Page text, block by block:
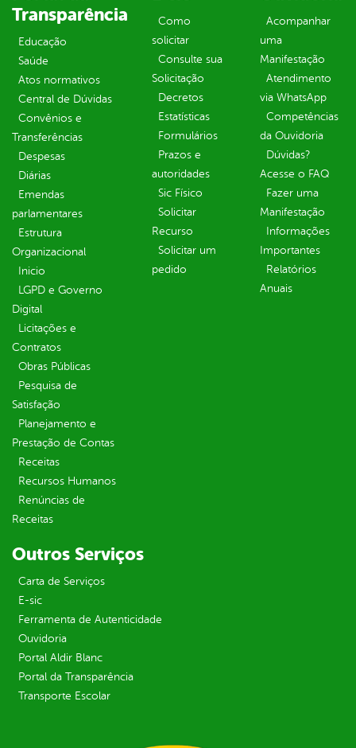
Transparência
Educação
Saúde
Atos normativos
Central de Dúvidas
Convênios e
Transferências
Despesas
Diárias
Emendas
parlamentares
Estrutura
Organizacional
Inicio
LGPD e Governo
Digital
Licitações e
Contratos
Obras Públicas
Pesquisa de
Satisfação
Planejamento e
Prestação de Contas
Receitas
Recursos Humanos
Renúncias de
Receitas
Como
solicitar
Consulte sua
Solicitação
Decretos
Estatísticas
Formulários
Prazos e
autoridades
Sic Físico
Solicitar
Recurso
Solicitar um
pedido
Acompanhar
uma
Manifestação
Atendimento
via WhatsApp
Competências
da Ouvidoria
Dúvidas?
Acesse o FAQ
Fazer uma
Manifestação
Informações
Importantes
Relatórios
Anuais
Outros Serviços
Carta de Serviços
E-sic
Ferramenta de Autenticidade
Ouvidoria
Portal Aldir Blanc
Portal da Transparência
Transporte Escolar